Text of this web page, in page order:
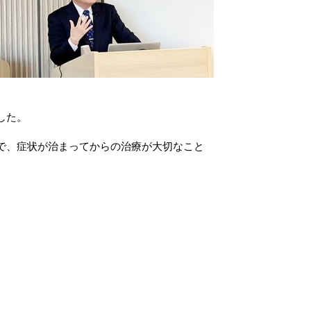
。
症状が治まってからの治療が大切なこと